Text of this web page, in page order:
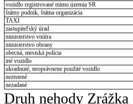
vozidlo registrované mimo územia SR
štátny podnik, štátna organizácia
TAXI
zastupiteľský úrad
ministerstvo vnútra
ministerstvo obrany
obecná, mestská polícia
iné vozidlo
ukradnuté, neoprávnene použité vozidlo
nezistené
nezadané
Druh nehody Zrážka